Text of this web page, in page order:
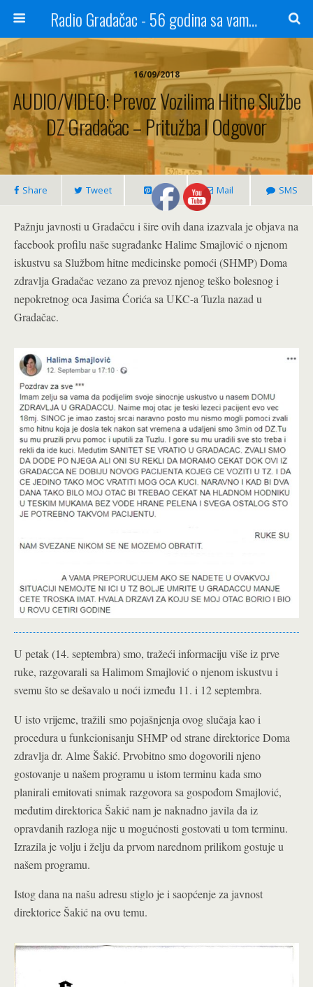
Radio Gradačac - 56 godina sa vama...
16/09/2018
AUDIO/VIDEO: Prevoz Vozilima Hitne Službe
DZ Gradačac – Pritužba I Odgovor
Share Tweet Pin Mail SMS
Pažnju javnosti u Gradačcu i šire ovih dana izazvala je objava na
facebook profilu naše sugrađanke Halime Smajlović o njenom
iskustvu sa Službom hitne medicinske pomoći (SHMP) Doma
zdravlja Gradačac vezano za prevoz njenog teško bolesnog i
nepokretnog oca Jasima Ćorića sa UKC-a Tuzla nazad u
Gradačac.
U petak (14. septembra) smo, tražeći informaciju više iz prve
ruke, razgovarali sa Halimom Smajlović o njenom iskustvu i
svemu što se dešavalo u noći između 11. i 12 septembra.
U isto vrijeme, tražili smo pojašnjenja ovog slučaja kao i
procedura u funkcionisanju SHMP od strane direktorice Doma
zdravlja dr. Alme Šakić. Prvobitno smo dogovorili njeno
gostovanje u našem programu u istom terminu kada smo
planirali emitovati snimak razgovora sa gospođom Smajlović,
međutim direktorica Šakić nam je naknadno javila da iz
opravdanih razloga nije u mogućnosti gostovati u tom terminu.
Izrazila je volju i želju da prvom narednom prilikom gostuje u
našem programu.
Istog dana na našu adresu stiglo je i saopćenje za javnost
direktorice Šakić na ovu temu.